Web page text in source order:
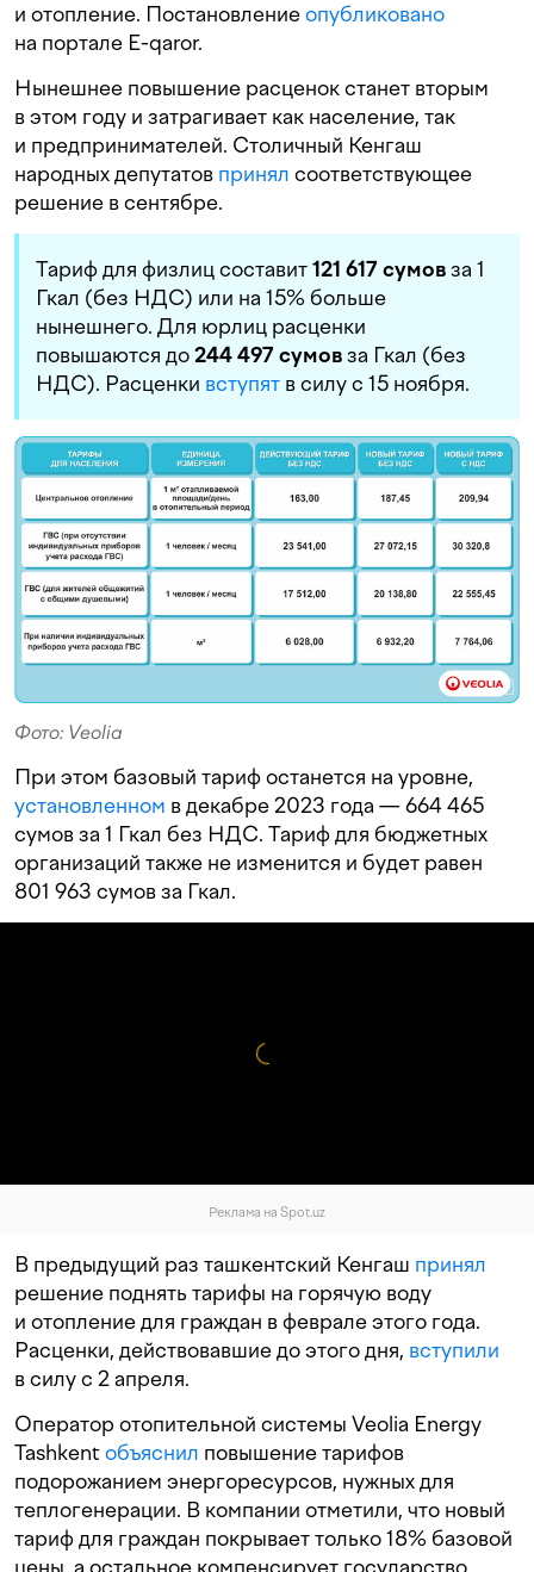
и отопление. Постановлениеопубликовано
на портале E-qaror.
Нынешнее повышение расценок станет вторым
в этом году и затрагивает как население, так
и предпринимателей. Столичный Кенгаш
народных депутатов принял соответствующее
решение в сентябре.
Тариф для физлиц составит121 617 сумовза 1
Гкал (без НДС) или на 15% больше
нынешнего. Для юрлиц расценки
повышаются до244 497 сумовза Гкал (без
НДС). Расценки вступят в силу с 15 ноября.
Фото: Veolia
При этом базовый тариф останется на уровне,
установленном в декабре 2023 года — 664 465
сумов за 1 Гкал без НДС. Тариф для бюджетных
организаций также не изменится и будет равен
801 963 сумов за Гкал.
Реклама на Spot.uz
В предыдущий раз ташкентский Кенгаш принял
решение поднять тарифы на горячую воду
и отопление для граждан в феврале этого года.
Расценки, действовавшие до этого дня, вступили
в силу с 2 апреля.
Оператор отопительной системы Veolia Energy
Tashkentобъяснил повышение тарифов
подорожанием энергоресурсов, нужных для
теплогенерации. В компании отметили, что новый
тариф для граждан покрывает только 18% базовой
цены, а остальное компенсирует государство.